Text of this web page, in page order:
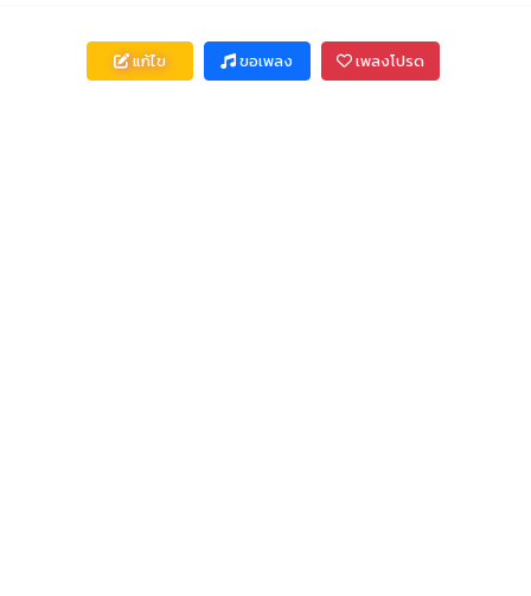
แก้ไข ขอเพลง เพลงโปรด